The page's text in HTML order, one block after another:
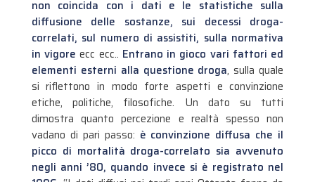
non coincida con i dati e le statistiche sulla
diffusione delle sostanze, sui decessi droga-
correlati, sul numero di assistiti, sulla normativa
in vigore ecc ecc.. Entrano in gioco vari fattori ed
elementi esterni alla questione droga, sulla quale
si riflettono in modo forte aspetti e convinzione
etiche, politiche, filosofiche. Un dato su tutti
dimostra quanto percezione e realtà spesso non
vadano di pari passo: è convinzione diffusa che il
picco di mortalità droga-correlato sia avvenuto
negli anni ’80, quando invece si è registrato nel